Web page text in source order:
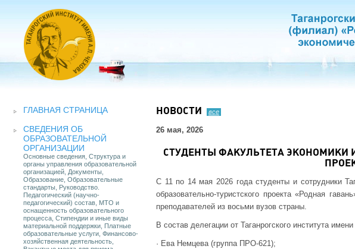
ГЛАВНАЯ СТРАНИЦА
СВЕДЕНИЯ ОБ
ОБРАЗОВАТЕЛЬНОЙ
ОРГАНИЗАЦИИ
Основные сведения, Структура и
органы управления образовательной
организацией, Документы,
Образование, Образовательные
стандарты, Руководство.
Педагогический (научно-
педагогический) состав, МТО и
оснащенность образовательного
процесса, Стипендии и иные виды
материальной поддержки, Платные
образовательные услуги, Финансово-
хозяйственная деятельность,
НОВОСТИ все
26 мая, 2026
СТУДЕНТЫ ФАКУЛЬТЕТА ЭКОНОМИКИ
С 11 по 14 мая 2026 года студенты и сотрудники
образовательно-туристского проекта «Родная
преподавателей из восьми вузов страны.
В состав делегации от Таганрогского института
· Ева Немцева (группа ПРО-621);